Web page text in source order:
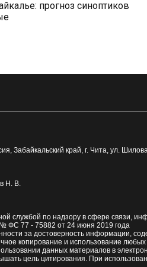
прогноз синоптиков
Забайкальский край, г. Чита, ул.
Н. В.
службой по надзору в сфере связи,
ФС 77 - 75882 от 24 июня 2019 года
за достоверность информации,
копирование и использование
данных материалов в
цель цитирования. При